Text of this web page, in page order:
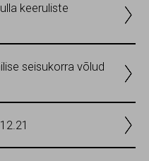
keeruliste
seisukorra võlud